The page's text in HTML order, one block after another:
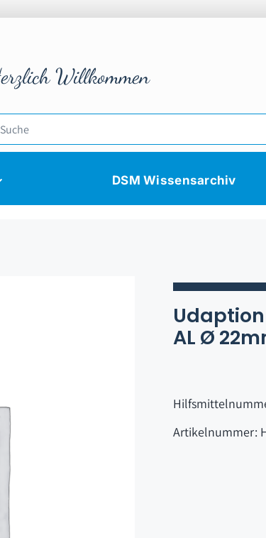
Willkommen
DSM Wissensarchiv
AL Ø
Artikelnummer: